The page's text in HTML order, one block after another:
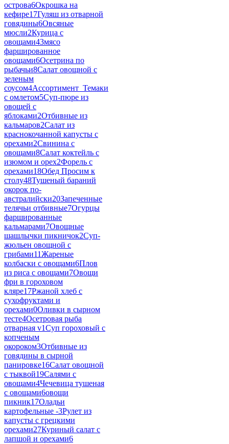
острова6Окрошка на
кефире17Гуляш из отварной
говядины6Овсяные
мюсли2Курица с
овощами43мясо
фаршированное
овощами6Осетрина по
рыбачьи8Салат овощной с
зеленым
соусом4Ассортимент_Темаки
с омлетом5Суп-пюре из
овощей с
яблоками2Отбивные из
кальмаров2Салат из
краснокочанной капусты с
орехами2Свинина с
овощами8Салат коктейль с
изюмом и орех2Форель с
орехами18Обед Просим к
столу48Тушеный бараний
окорок по-
австралийски20Запеченные
телячьи отбивные7Огурцы
фаршированные
кальмарами7Овощные
шашлычки пикничок2Суп-
жюльен овощной с
грибами11Жареные
колбаски с овощами6Плов
из риса с овощами7Овощи
фри в гороховом
кляре17Ржаной хлеб с
сухофруктами и
орехами0Оливки в сырном
тесте4Осетровая рыба
отварная v1Суп гороховый с
копченым
окороком3Отбивные из
говядины в сырной
панировке16Салат овощной
с тыквой19Салями с
овощами4Чечевица тушеная
с овощами6овощи
пикник17Оладьи
картофельные -3Рулет из
капусты с грецкими
орехами27Куриный салат с
лапшой и орехами6